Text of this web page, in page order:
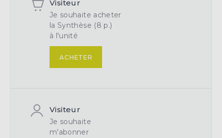
Visiteur
Je souhaite acheter
la Synthèse (8 p.)
à l'unité
ACHETER
Visiteur
Je souhaite
m'abonner